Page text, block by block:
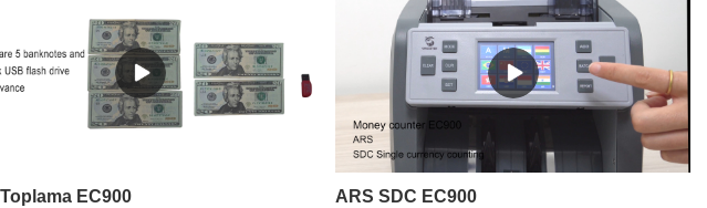
EC900 ARS SDC EC900